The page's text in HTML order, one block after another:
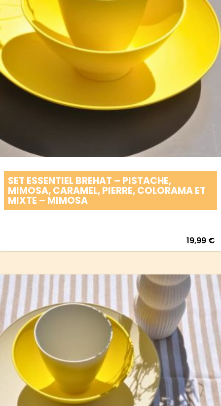
SET ESSENTIEL BREHAT – PISTACHE,
MIMOSA, CARAMEL, PIERRE, COLORAMA ET
MIXTE – MIMOSA
19,99 €